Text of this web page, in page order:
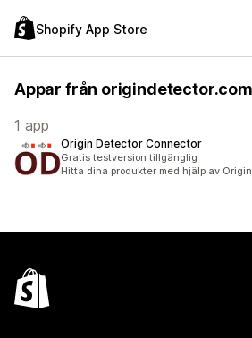
Shopify App Store
Appar från origindetector.com
1 app
Origin Detector Connector
Gratis testversion tillgänglig
Hitta dina produkter med hjälp av